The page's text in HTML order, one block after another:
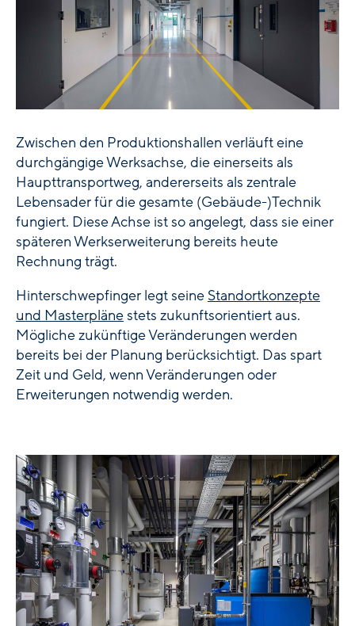
Zwischen den Produktionshallen verläuft eine
durchgängige Werksachse, die einerseits als
Haupttransportweg, andererseits als zentrale
Lebensader für die gesamte (Gebäude-)Technik
fungiert. Diese Achse ist so angelegt, dass sie einer
späteren Werkserweiterung bereits heute
Rechnung trägt.
Hinterschwepfinger legt seine Standortkonzepte
und Masterplänestets zukunftsorientiert aus.
Mögliche zukünftige Veränderungen werden
bereits bei der Planung berücksichtigt. Das spart
Zeit und Geld, wenn Veränderungen oder
Erweiterungen notwendig werden.